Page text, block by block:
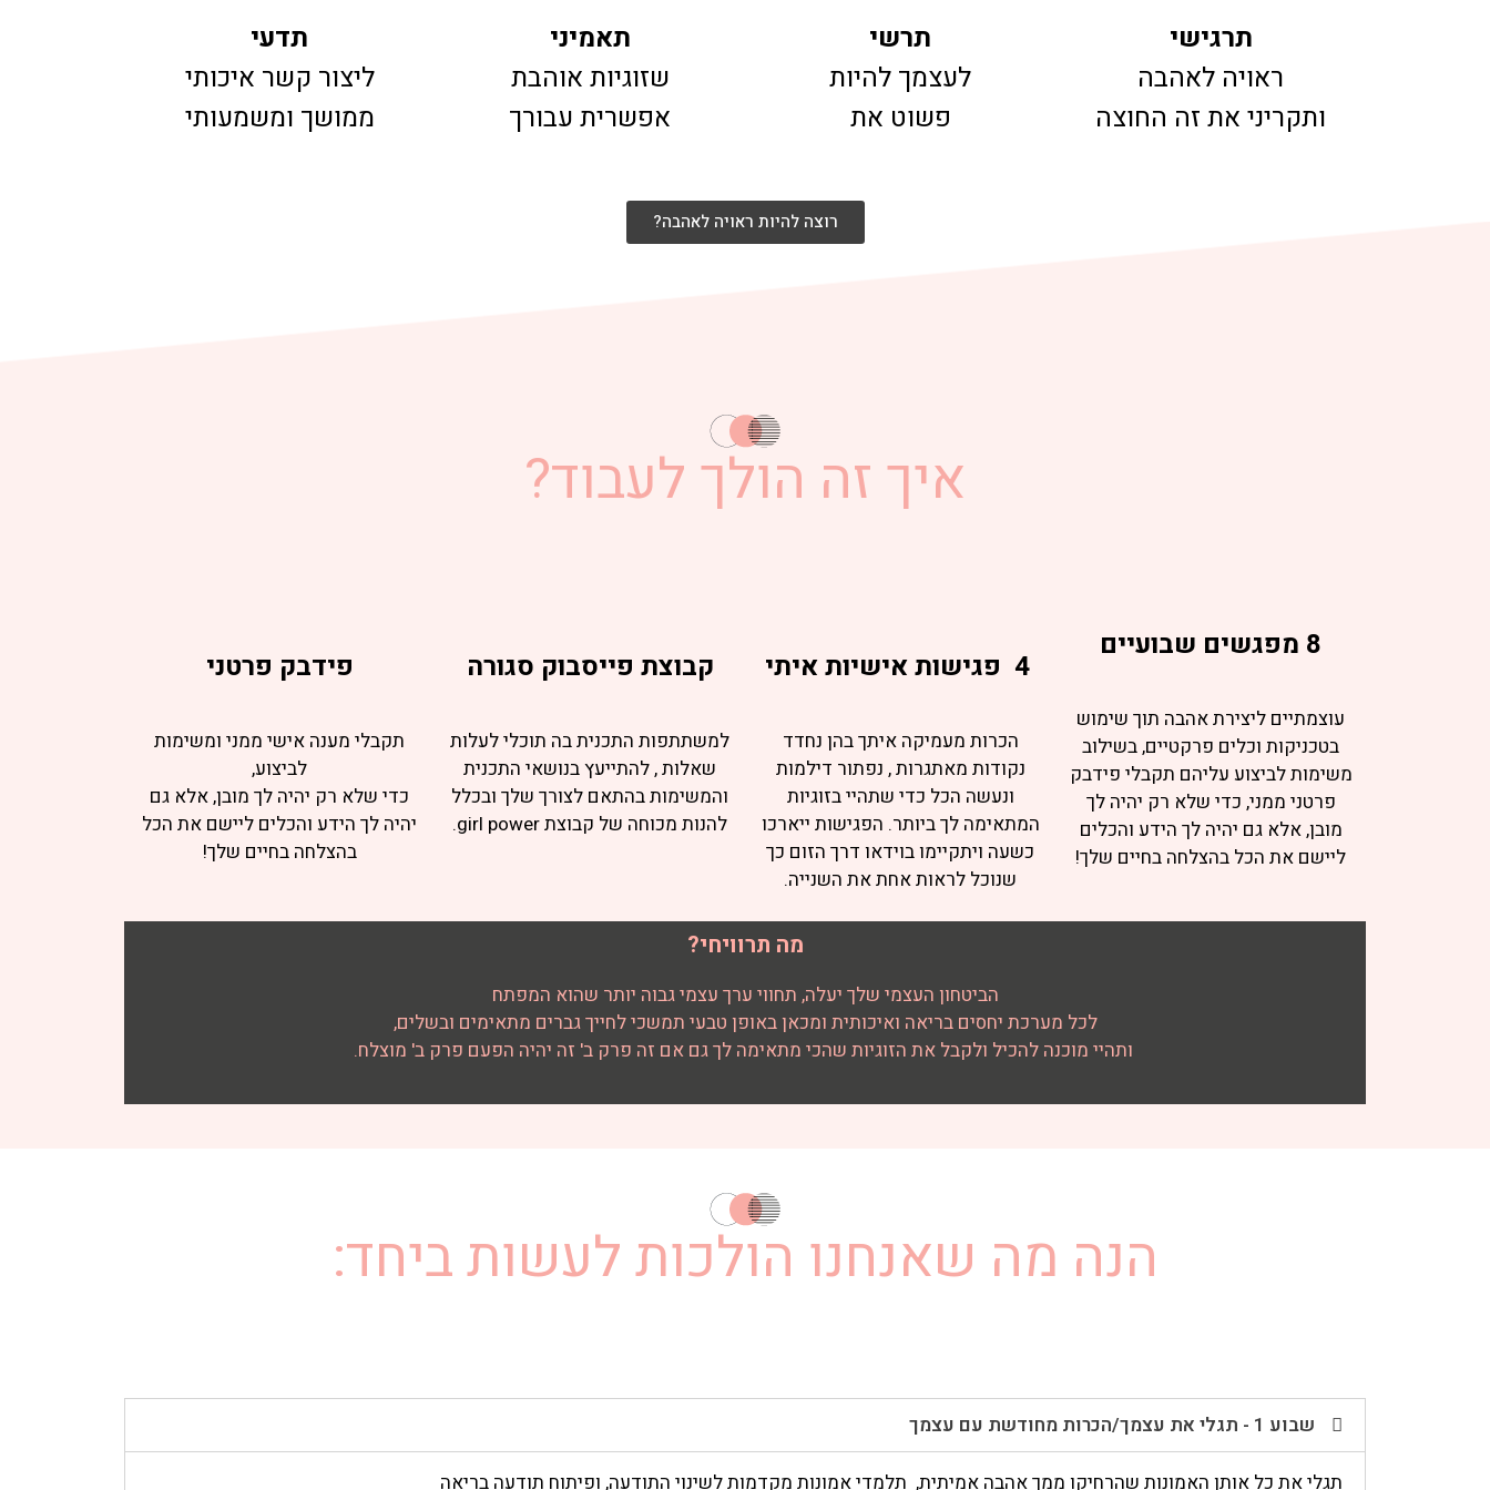
תרגישי
ראויה לאהבה
ותקריני את זה החוצה
תרשי
לעצמך להיות
פשוט את
תאמיני
שזוגיות אוהבת
אפשרית עבורך
תדעי
ליצור קשר איכותי
ממושך ומשמעותי
רוצה להיות ראויה לאהבה?
איך זה הולך לעבוד?
8 מפגשים שבועיים
עוצמתיים ליצירת אהבה תוך שימוש
בטכניקות וכלים פרקטיים, בשילוב
משימות לביצוע עליהם תקבלי פידבק
פרטני ממני, כדי שלא רק יהיה לך
מובן, אלא גם יהיה לך הידע והכלים
ליישם את הכל בהצלחה בחיים שלך!
4 פגישות אישיות איתי
הכרות מעמיקה איתך בהן נחדד
נקודות מאתגרות , נפתור דילמות
ונעשה הכל כדי שתהיי בזוגיות
המתאימה לך ביותר. הפגישות ייארכו
כשעה ויתקיימו בוידאו דרך הזום כך
שנוכל לראות אחת את השנייה.
קבוצת פייסבוק סגורה
למשתתפות התכנית בה תוכלי לעלות
שאלות , להתייעץ בנושאי התכנית
והמשימות בהתאם לצורך שלך ובכלל
להנות מכוחה של קבוצת girl power.
פידבק פרטני
תקבלי מענה אישי ממני ומשימות
לביצוע,
כדי שלא רק יהיה לך מובן, אלא גם
יהיה לך הידע והכלים ליישם את הכל
בהצלחה בחיים שלך!
מה תרוויחי?
הביטחון העצמי שלך יעלה, תחווי ערך עצמי גבוה יותר שהוא המפתח
לכל מערכת יחסים בריאה ואיכותית ומכאן באופן טבעי תמשכי לחייך גברים מתאימים ובשלים,
ותהיי מוכנה להכיל ולקבל את הזוגיות שהכי מתאימה לך גם אם זה פרק ב' זה יהיה הפעם פרק ב' מוצלח.
הנה מה שאנחנו הולכות לעשות ביחד:
שבוע 1 - תגלי את עצמך/הכרות מחודשת עם עצמך
תגלי את כל אותן האמונות שהרחיקו ממך אהבה אמיתית, תלמדי אמונות מקדמות לשינוי התודעה, ופיתוח תודעה בריאה